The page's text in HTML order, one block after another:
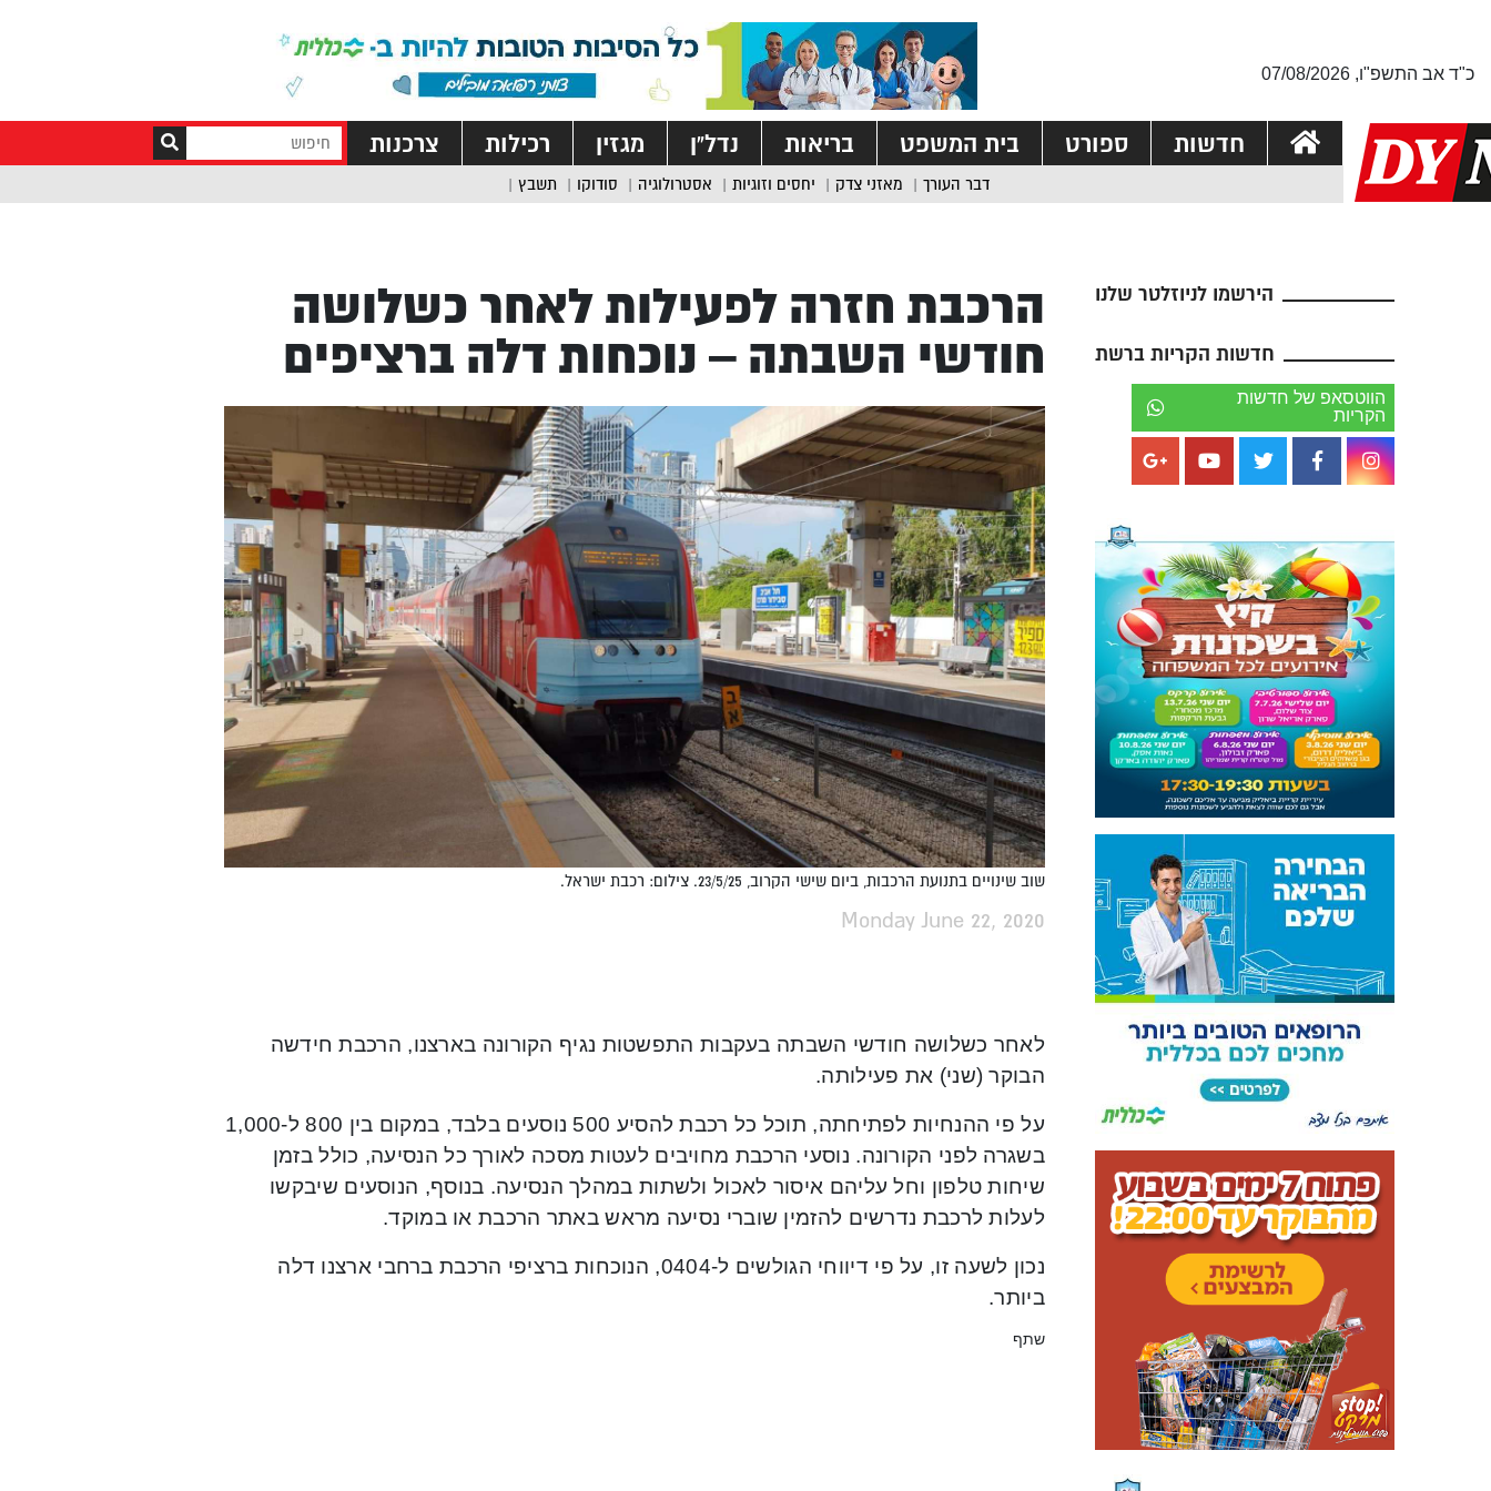
כ"ד אב התשפ"ו, 07/08/2026
חדשות ספורט בית המשפט בריאות נדל”ן מגזין רכילות צרכנות
דבר העורך מאזני צדק יחסים וזוגיות אסטרולוגיה סודוקו תשבץ
הירשמו לניוזלטר שלנו
חדשות הקריות ברשת
הווטסאפ של חדשות
הקריות
הרכבת חזרה לפעילות לאחר כשלושה
חודשי השבתה – נוכחות דלה ברציפים
שוב שינויים בתנועת הרכבות, ביום שישי הקרוב, 23/5/25. צילום: רכבת ישראל.
Monday June 22, 2020
לאחר כשלושה חודשי השבתה בעקבות התפשטות נגיף הקורונה בארצנו, הרכבת חידשה
הבוקר (שני) את פעילותה.
על פי ההנחיות לפתיחתה, תוכל כל רכבת להסיע 500 נוסעים בלבד, במקום בין 800 ל-1,000
בשגרה לפני הקורונה. נוסעי הרכבת מחויבים לעטות מסכה לאורך כל הנסיעה, כולל בזמן
שיחות טלפון וחל עליהם איסור לאכול ולשתות במהלך הנסיעה. בנוסף, הנוסעים שיבקשו
לעלות לרכבת נדרשים להזמין שוברי נסיעה מראש באתר הרכבת או במוקד.
נכון לשעה זו, על פי דיווחי הגולשים ל-0404, הנוכחות ברציפי הרכבת ברחבי ארצנו דלה
ביותר.
שתף